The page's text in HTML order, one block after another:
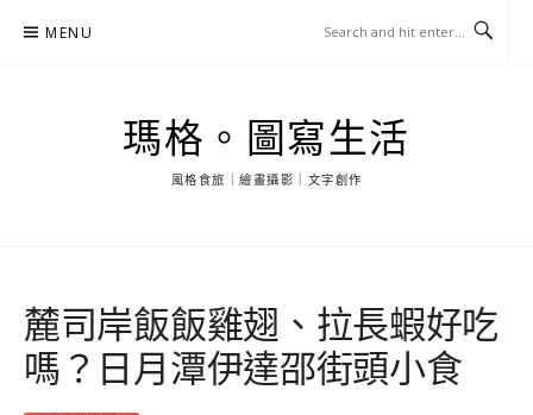
MENU
瑪格。圖寫生活
風格食旅｜繪畫攝影｜文字創作
麓司岸飯飯雞翅、拉長蝦好吃
嗎？日月潭伊達邵街頭小食